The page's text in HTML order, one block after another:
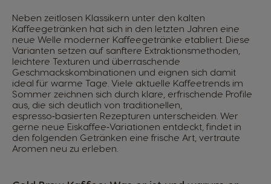
Neben zeitlosen Klassikern unter den kalten
Kaffeegetränken hat sich in den letzten Jahren eine
neue Welle moderner Kaffeegetränke etabliert. Diese
Varianten setzen auf sanftere Extraktionsmethoden,
leichtere Texturen und überraschende
Geschmackskombinationen und eignen sich damit
ideal für warme Tage. Viele aktuelle Kaffeetrends im
Sommer zeichnen sich durch klare, erfrischende Profile
aus, die sich deutlich von traditionellen,
espresso‑basierten Rezepturen unterscheiden. Wer
gerne neue Eiskaffee‑Variationen entdeckt, findet in
den folgenden Getränken eine frische Art, vertraute
Aromen neu zu erleben.